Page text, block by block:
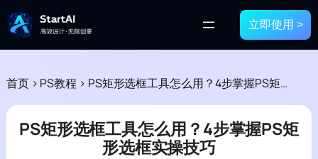
立即使用 >
首页 > PS教程 > PS矩形选框工具怎么用？4步掌握PS矩形选框实操技巧
PS矩形选框工具怎么用？4步掌握PS矩
形选框实操技巧